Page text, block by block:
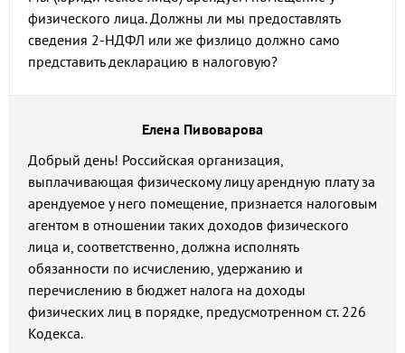
физического лица. Должны ли мы предоставлять
сведения 2-НДФЛ или же физлицо должно само
представить декларацию в налоговую?
Елена Пивоварова
Добрый день! Российская организация,
выплачивающая физическому лицу арендную плату за
арендуемое у него помещение, признается налоговым
агентом в отношении таких доходов физического
лица и, соответственно, должна исполнять
обязанности по исчислению, удержанию и
перечислению в бюджет налога на доходы
физических лиц в порядке, предусмотренном ст. 226
Кодекса.